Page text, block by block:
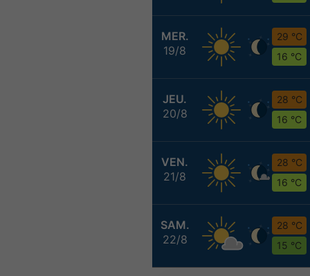
MER.
19/8
29 °C
16 °C
JEU.
20/8
28 °C
16 °C
VEN.
21/8
28 °C
16 °C
SAM.
22/8
28 °C
15 °C